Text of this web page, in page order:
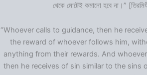
থেকে মোটেই কমানো হবে না।”
“Whoever calls to guidance, then he
the reward of whoever follows him,
anything from their rewards. And
then he receives of sin similar to the sins